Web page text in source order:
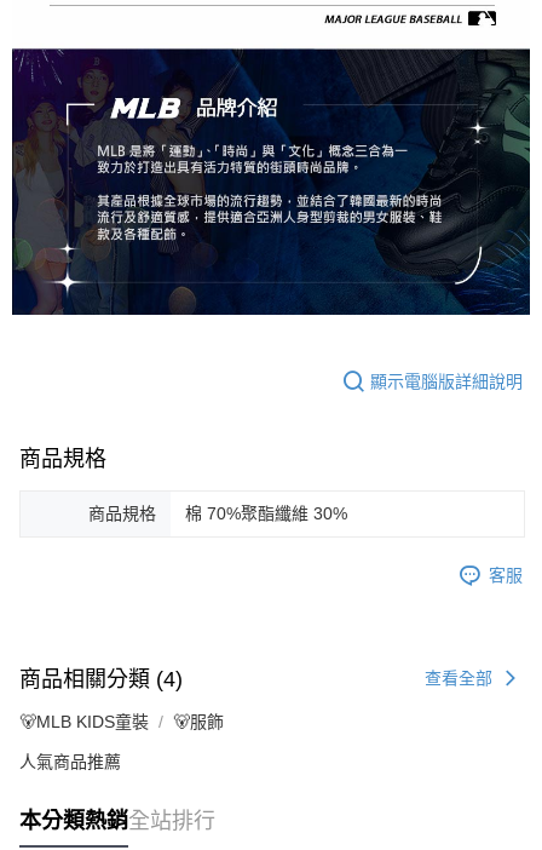
顯示電腦版詳細說明
商品規格
商品規格 棉 70%聚酯纖維 30%
客服
商品相關分類 (4) 查看全部
🐻MLB KIDS童裝 🐻服飾
人氣商品推薦
本分類熱銷全站排行